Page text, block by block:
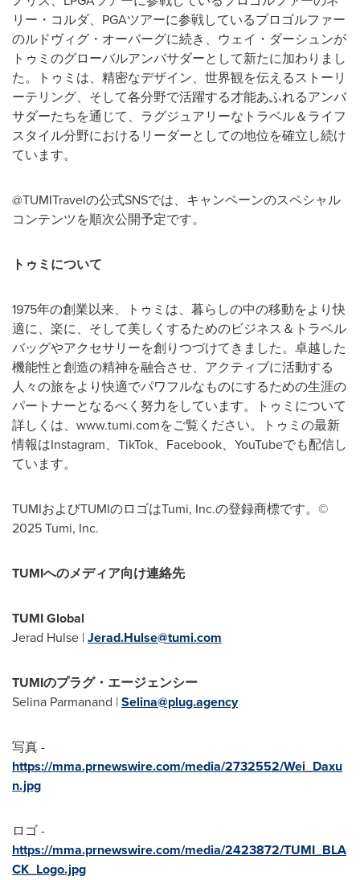
リー・コルダ、PGAツアーに参戦しているプロゴルファー
のルドヴィグ・オーバーグに続き、ウェイ・ダーシュンが
トゥミのグローバルアンバサダーとして新たに加わりまし
た。トゥミは、精密なデザイン、世界観を伝えるストーリ
ーテリング、そして各分野で活躍する才能あふれるアンバ
サダーたちを通じて、ラグジュアリーなトラベル＆ライフ
スタイル分野におけるリーダーとしての地位を確立し続け
ています。
@TUMITravelの公式SNSでは、キャンペーンのスペシャル
コンテンツを順次公開予定です。
トゥミについて
1975年の創業以来、トゥミは、暮らしの中の移動をより快
適に、楽に、そして美しくするためのビジネス＆トラベル
バッグやアクセサリーを創りつづけてきました。卓越した
機能性と創造の精神を融合させ、アクティブに活動する
人々の旅をより快適でパワフルなものにするための生涯の
パートナーとなるべく努力をしています。トゥミについて
詳しくは、www.tumi.comをご覧ください。トゥミの最新
情報はInstagram、TikTok、Facebook、YouTubeでも配信し
ています。
TUMIおよびTUMIのロゴはTumi, Inc.の登録商標です。©
2025 Tumi, Inc.
TUMIへのメディア向け連絡先
TUMI Global
Jerad Hulse |Jerad.Hulse@tumi.com
TUMIのプラグ・エージェンシー
Selina Parmanand |Selina@plug.agency
写真 -
https://mma.prnewswire.com/media/2732552/Wei_Daxu
n.jpg
ロゴ -
https://mma.prnewswire.com/media/2423872/TUMI_BLA
CK_Logo.jpg